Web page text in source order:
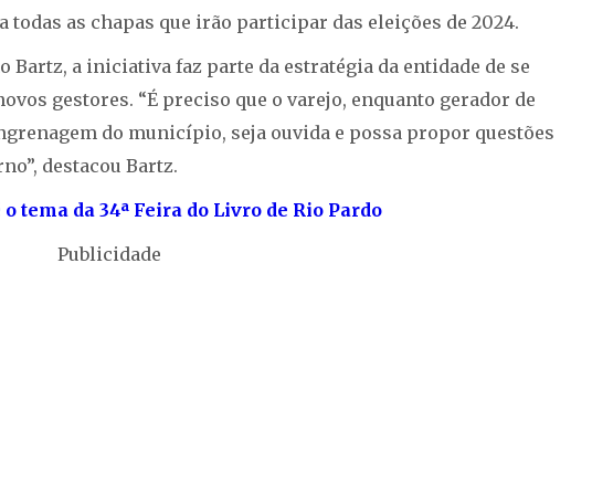
todas as chapas que irão participar das eleições de 2024.
Bartz, a iniciativa faz parte da estratégia da entidade de se
gestores. “É preciso que o varejo, enquanto gerador de
do município, seja ouvida e possa propor questões
destacou Bartz.
tema da 34ª Feira do Livro de Rio Pardo
Publicidade